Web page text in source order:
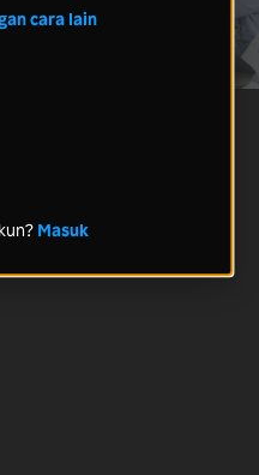
cara lain
Masuk